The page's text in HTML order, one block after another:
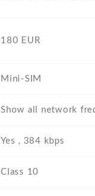
180 EUR
Mini-SIM
Show all network
Yes , 384 kbps
Class 10